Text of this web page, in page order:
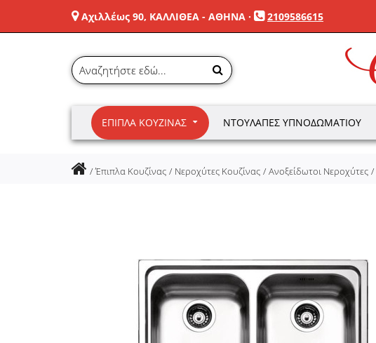
Αχιλλέως 90, ΚΑΛΛΙΘΕΑ - ΑΘΗΝΑ · 2109586615
ΈΠΙΠΛΑ ΚΟΥΖΊΝΑΣ ΝΤΟΥΛΆΠΕΣ ΥΠΝΟΔΩΜΑΤΊΟΥ
Έπιπλα Κουζίνας Νεροχύτες Κουζίνας Ανοξείδωτοι Νεροχύτες